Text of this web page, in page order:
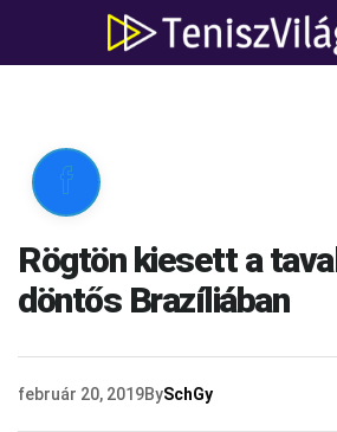

Rögtön kiesett a
döntős Brazíliában
február 20, 2019BySchGy